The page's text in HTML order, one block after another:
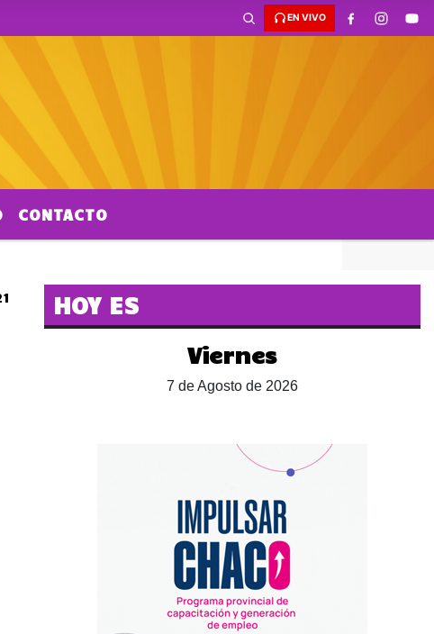
EN VIVO
CONTACTO
HOY ES
Viernes
7 de Agosto de 2026